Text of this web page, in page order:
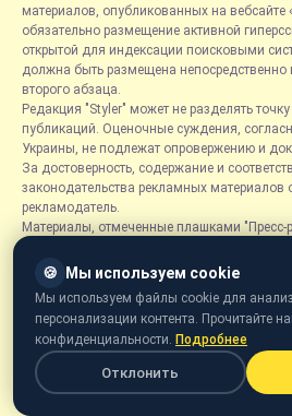
материалов, опубликованных на вебсайте
обязательно размещение активной
открытой для индексации поисковыми
должна быть размещена непосредственно
второго абзаца.
Редакция "Styler" может не разделять
публикаций. Оценочные суждения,
Украины, не подлежат опровержению и
За достоверность, содержание и
законодательства рекламных материалов
рекламодатель.
Материалы, отмеченные плашками "Пресс-
размещаются на правах рекламы.
Рубрика «Новости компаний» является
содержащим новости, сообщения и
деятельностью компаний, и основывается
предоставленной соответствующими
ответственности за достоверность такой
Онлайн-медиа «Styler» предназначено для
🍪 Мы используем cookie
Мы используем файлы cookie для
персонализации контента. Прочитайте
конфиденциальности. Подробнее
Отклонить